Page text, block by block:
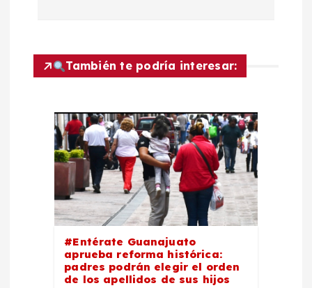
g
a
También te podría interesar:
#Entérate Guanajuato
aprueba reforma histórica:
padres podrán elegir el orden
de los apellidos de sus hijos